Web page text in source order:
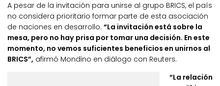
A pesar de la invitación para unirse al grupo BRICS, el país
no considera prioritario formar parte de esta asociación
de naciones en desarrollo. “La invitación está sobre la
mesa, pero no hay prisa por tomar una decisión. En este
momento, no vemos suficientes beneficios en unirnos al
BRICS”, afirmó Mondino en diálogo con Reuters.
“La relación